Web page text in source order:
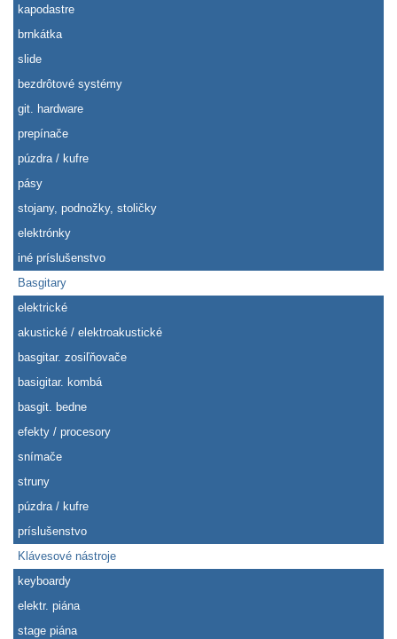
kapodastre
brnkátka
slide
bezdrôtové systémy
git. hardware
prepínače
púzdra / kufre
pásy
stojany, podnožky, stoličky
elektrónky
iné príslušenstvo
Basgitary
elektrické
akustické / elektroakustické
basgitar. zosiľňovače
basigitar. kombá
basgit. bedne
efekty / procesory
snímače
struny
púzdra / kufre
príslušenstvo
Klávesové nástroje
keyboardy
elektr. piána
stage piána